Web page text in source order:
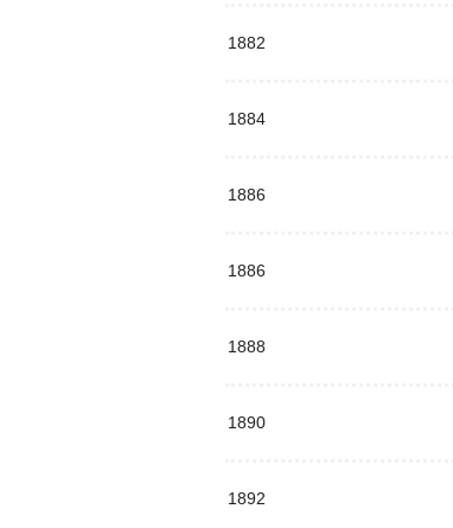
1882
1884
1886
1886
1888
1890
1892